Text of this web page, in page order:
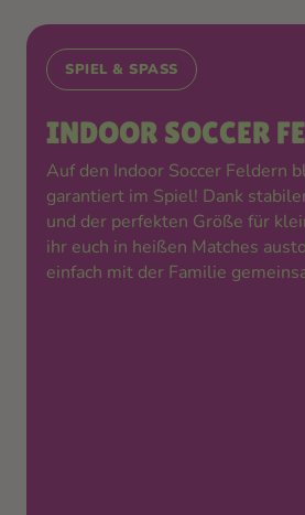
SPIEL & SPASS
INDOOR SOCCER
Auf den Indoor Soccer Feldern
garantiert im Spiel! Dank
und der perfekten Größe für
ihr euch in heißen Matches
einfach mit der Familie